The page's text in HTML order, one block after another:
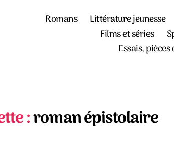
Romans
Littérature jeunesse
Films et séries
Essais,
:roman épistolaire